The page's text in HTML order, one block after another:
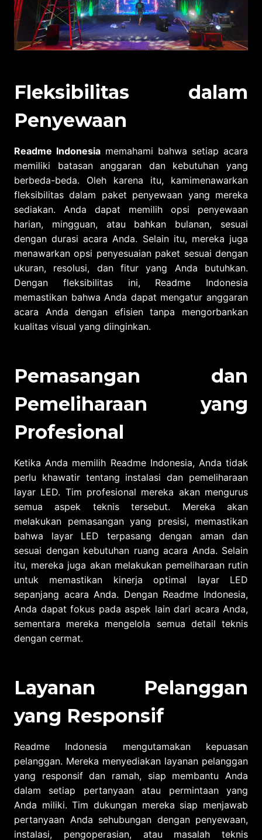
Fleksibilitas dalam
Penyewaan
Readme Indonesia memahami bahwa setiap acara
memiliki batasan anggaran dan kebutuhan yang
berbeda-beda. Oleh karena itu, kamimenawarkan
fleksibilitas dalam paket penyewaan yang mereka
sediakan. Anda dapat memilih opsi penyewaan
harian, mingguan, atau bahkan bulanan, sesuai
dengan durasi acara Anda. Selain itu, mereka juga
menawarkan opsi penyesuaian paket sesuai dengan
ukuran, resolusi, dan fitur yang Anda butuhkan.
Dengan fleksibilitas ini, Readme Indonesia
memastikan bahwa Anda dapat mengatur anggaran
acara Anda dengan efisien tanpa mengorbankan
kualitas visual yang diinginkan.
Pemasangan dan
Pemeliharaan yang
Profesional
Ketika Anda memilih Readme Indonesia, Anda tidak
perlu khawatir tentang instalasi dan pemeliharaan
layar LED. Tim profesional mereka akan mengurus
semua aspek teknis tersebut. Mereka akan
melakukan pemasangan yang presisi, memastikan
bahwa layar LED terpasang dengan aman dan
sesuai dengan kebutuhan ruang acara Anda. Selain
itu, mereka juga akan melakukan pemeliharaan rutin
untuk memastikan kinerja optimal layar LED
sepanjang acara Anda. Dengan Readme Indonesia,
Anda dapat fokus pada aspek lain dari acara Anda,
sementara mereka mengelola semua detail teknis
dengan cermat.
Layanan Pelanggan
yang Responsif
Readme Indonesia mengutamakan kepuasan
pelanggan. Mereka menyediakan layanan pelanggan
yang responsif dan ramah, siap membantu Anda
dalam setiap pertanyaan atau permintaan yang
Anda miliki. Tim dukungan mereka siap menjawab
pertanyaan Anda sehubungan dengan penyewaan,
instalasi, pengoperasian, atau masalah teknis